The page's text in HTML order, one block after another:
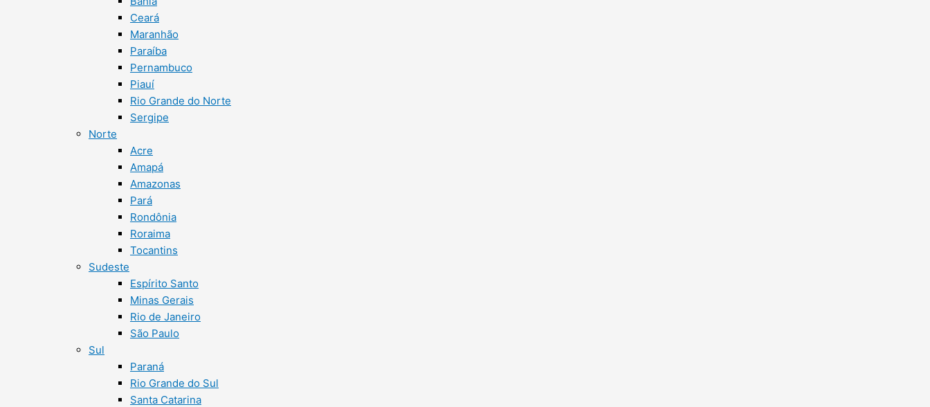
Ceará
Maranhão
Paraíba
Pernambuco
Piauí
Rio Grande do Norte
Sergipe
Norte
Acre
Amapá
Amazonas
Pará
Rondônia
Roraima
Tocantins
Sudeste
Espírito Santo
Minas Gerais
Rio de Janeiro
São Paulo
Sul
Paraná
Rio Grande do Sul
Santa Catarina